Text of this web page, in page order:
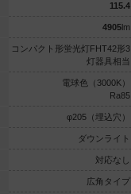
115.4
4905lm
コンパクト形蛍光灯FHT42形3
灯器具相当
電球色（3000K）
Ra85
φ205（埋込穴）
ダウンライト
対応なし
広角タイプ